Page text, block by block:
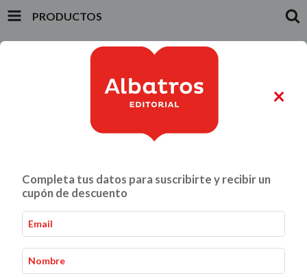
PRODUCTOS
PRODUCTOS
ALIMENTACIÓN Y GASTRONOMÍA
Productos
Ordenar por:
×
Completa tus datos para suscribirte y recibir un
cupón de descuento